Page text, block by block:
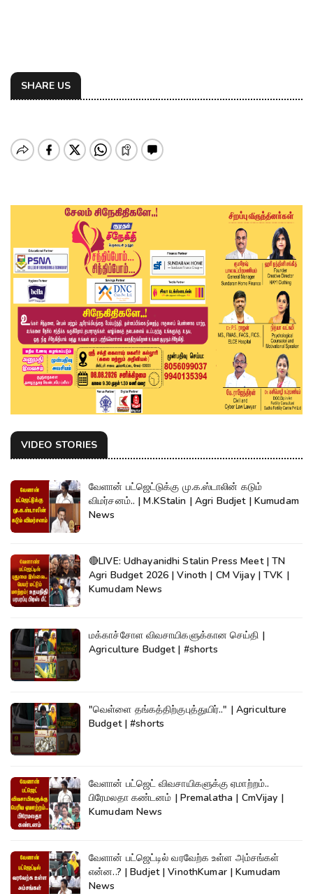
SHARE US
VIDEO STORIES
வேளான் பட்ஜெட்டுக்கு மு.க.ஸ்டாலின் கடும்
விமர்சனம்.. | M.KStalin | Agri Budjet | Kumudam
News
🔴LIVE: Udhayanidhi Stalin Press Meet | TN
Agri Budget 2026 | Vinoth | CM Vijay | TVK |
Kumudam News
மக்காச்சோள விவசாயிகளுக்கான செய்தி |
Agriculture Budget | #shorts
"வெள்ளை தங்கத்திற்குபுத்துயிர்.." | Agriculture
Budget | #shorts
வேளான் பட்ஜெட் விவசாயிகளுக்கு ஏமாற்றம்..
பிரேமலதா கண்டனம் | Premalatha | CmVijay |
Kumudam News
வேளான் பட்ஜெட்டில் வரவேற்க உள்ள அம்சங்கள்
என்ன..? | Budjet | VinothKumar | Kumudam
News